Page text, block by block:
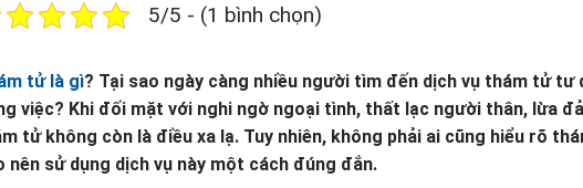
5/5 - (1 bình chọn)
tử là gì? Tại sao ngày càng nhiều người tìm đến dịch vụ thám tử
việc? Khi đối mặt với nghi ngờ ngoại tình, thất lạc người thân, lừa
tử không còn là điều xa lạ. Tuy nhiên, không phải ai cũng hiểu rõ
nên sử dụng dịch vụ này một cách đúng đắn.